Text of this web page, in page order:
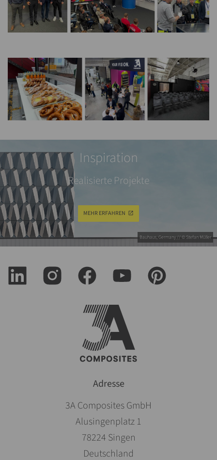
Bauhaus, Germany // © Stefan Müller
Inspiration
Realisierte Projekte
MEHR ERFAHREN
Adresse
3A Composites GmbH
Alusingenplatz 1
78224 Singen
Deutschland